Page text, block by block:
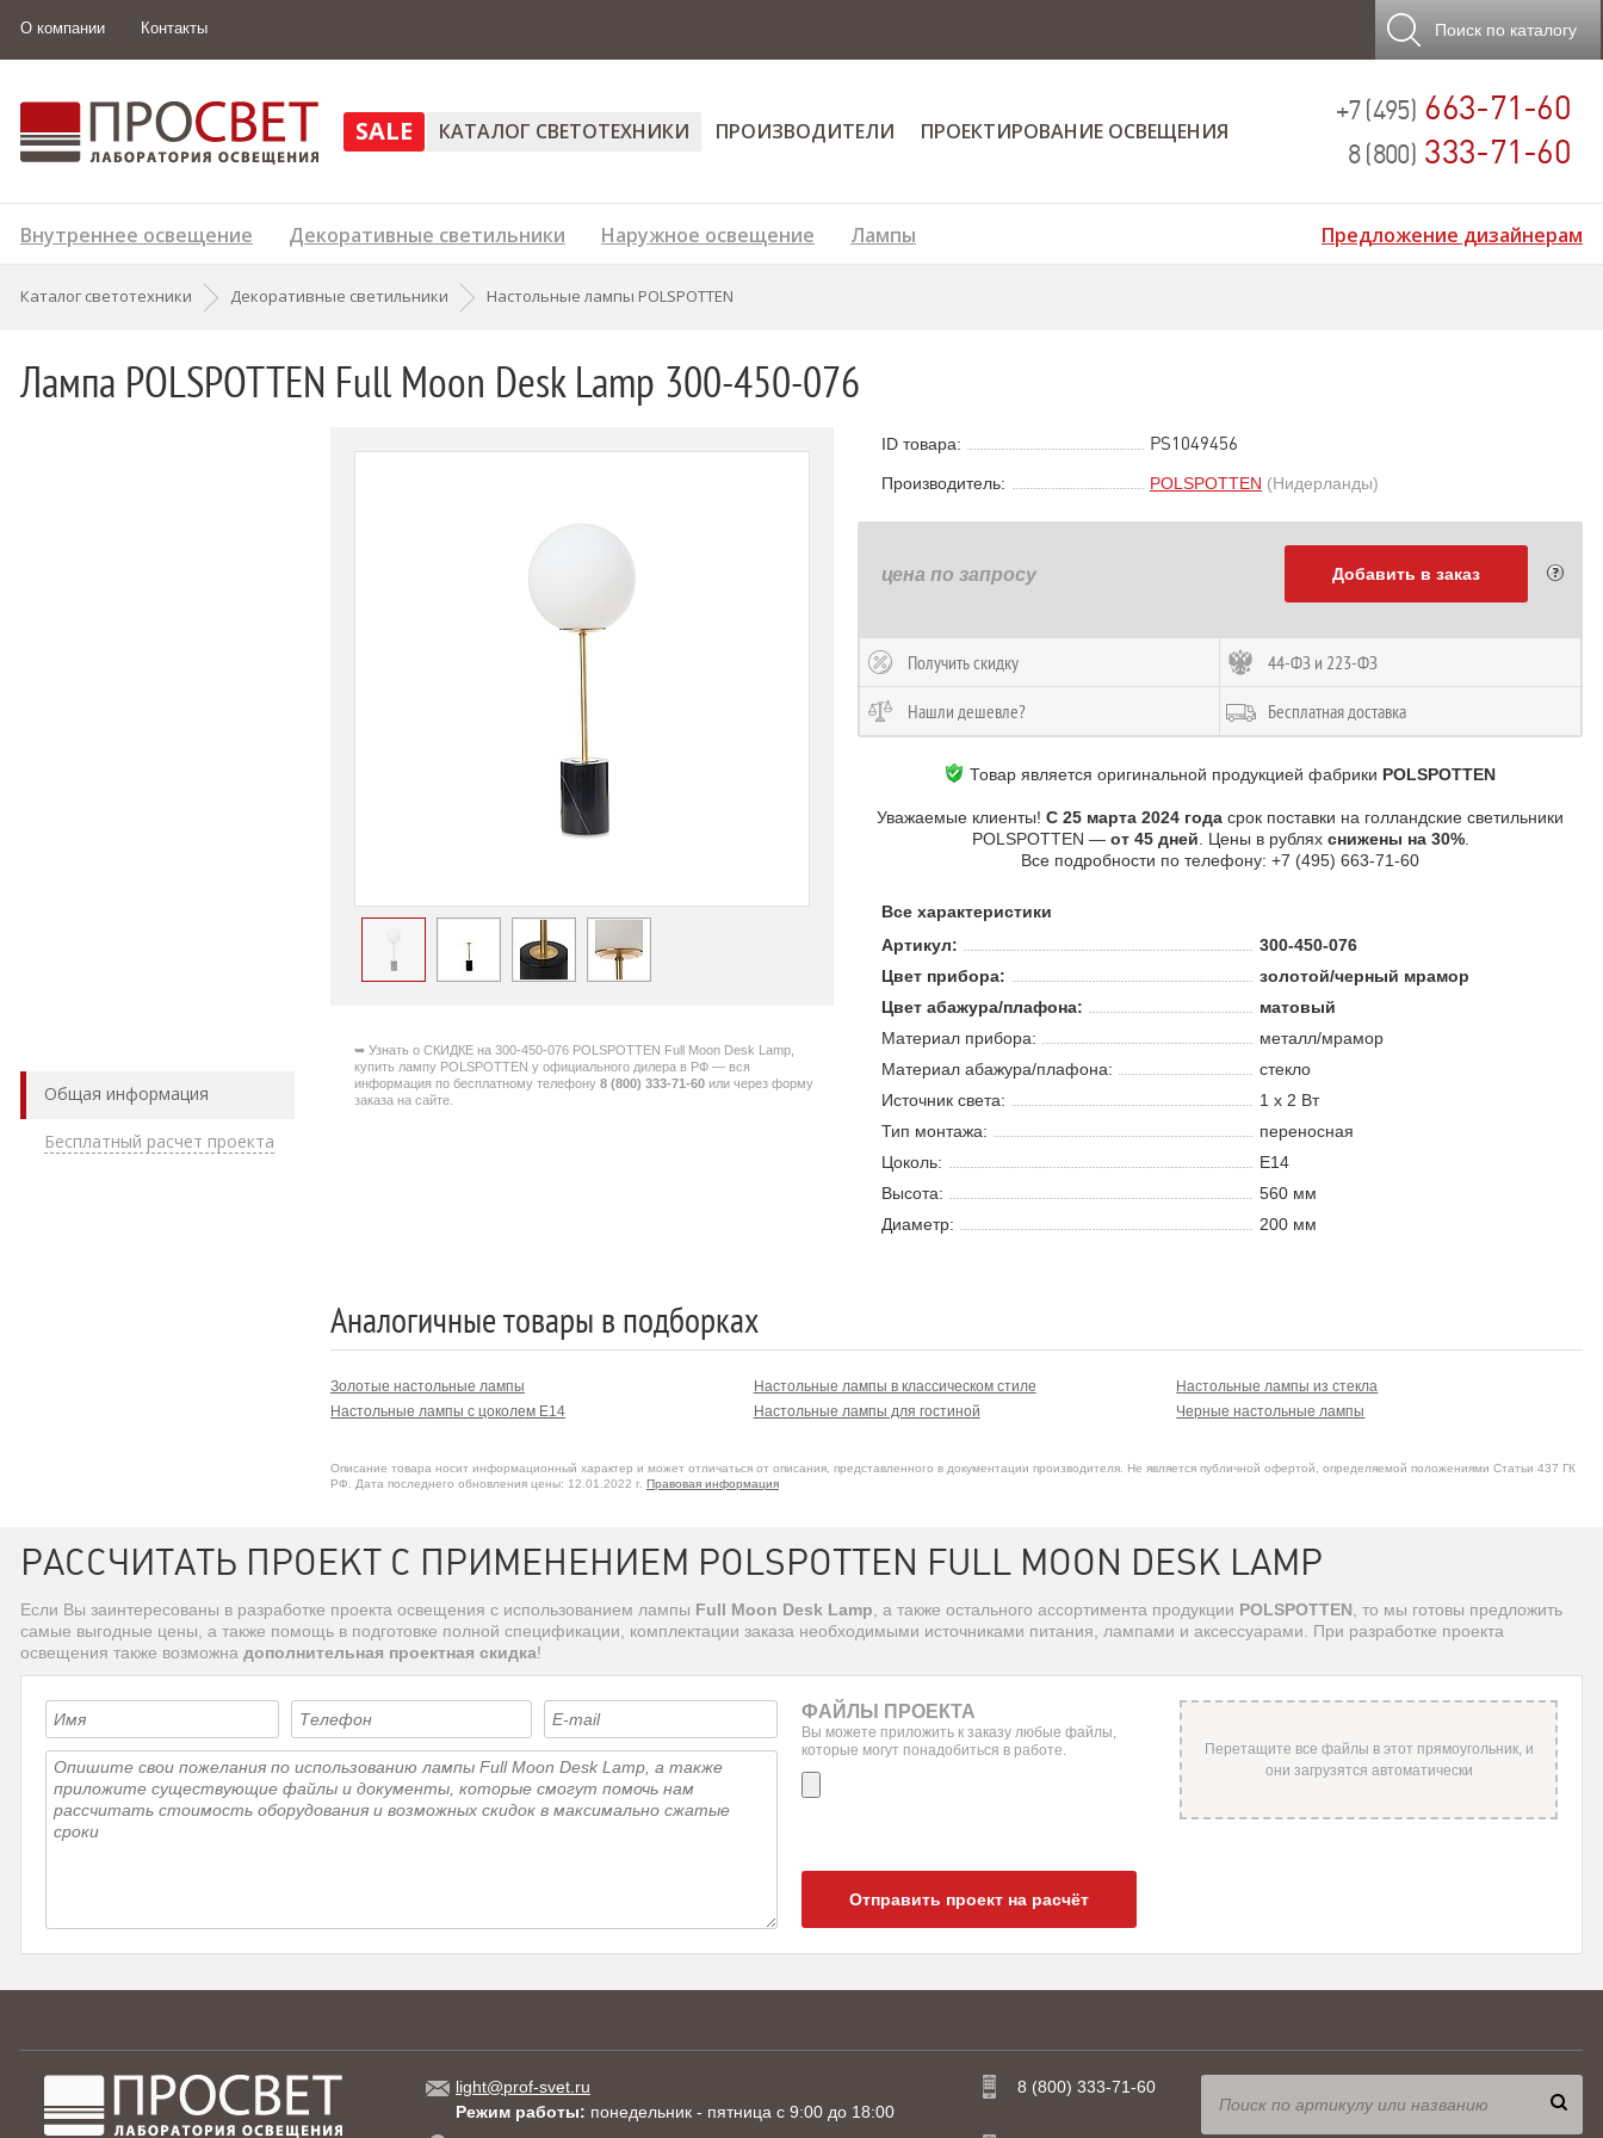
О компании Контакты Поиск по каталогу
+7 (495) 663-71-60
8 (800) 333-71-60
SALE КАТАЛОГ СВЕТОТЕХНИКИ ПРОИЗВОДИТЕЛИ ПРОЕКТИРОВАНИЕ ОСВЕЩЕНИЯ
Внутреннее освещение Декоративные светильники Наружное освещение Лампы Предложение дизайнерам
Каталог светотехники Декоративные светильники Настольные лампы POLSPOTTEN
Лампа POLSPOTTEN Full Moon Desk Lamp 300-450-076
Общая информация
Бесплатный расчет проекта
➥ Узнать о СКИДКЕ на 300-450-076 POLSPOTTEN Full Moon Desk Lamp,
купить лампу POLSPOTTEN у официального дилера в РФ — вся
информация по бесплатному телефону 8 (800) 333-71-60 или через форму
заказа на сайте.
ID товара: PS1049456
Производитель: POLSPOTTEN (Нидерланды)
цена по запросу Добавить в заказ
Получить скидку 44-ФЗ и 223-ФЗ
Нашли дешевле? Бесплатная доставка
Товар является оригинальной продукцией фабрики POLSPOTTEN
Уважаемые клиенты! С 25 марта 2024 года срок поставки на голландские светильники
POLSPOTTEN — от 45 дней . Цены в рублях снижены на 30%.
Все подробности по телефону: +7 (495) 663-71-60
Все характеристики
Артикул:
300-450-076
Цвет прибора:
золотой/черный мрамор
Цвет абажура/плафона:
матовый
Материал прибора:
металл/мрамор
Материал абажура/плафона:
стекло
Источник света:
1 х 2 Вт
Тип монтажа:
переносная
Цоколь:
E14
Высота:
560 мм
Диаметр:
200 мм
Аналогичные товары в подборках
Золотые настольные лампы
Настольные лампы с цоколем E14
Настольные лампы в классическом стиле
Настольные лампы для гостиной
Настольные лампы из стекла
Черные настольные лампы
Описание товара носит информационный характер и может отличаться от описания, представленного в документации производителя. Не является публичной офертой, определяемой положениями Статьи 437 ГК
РФ. Дата последнего обновления цены: 12.01.2022 г. Правовая информация
РАССЧИТАТЬ ПРОЕКТ С ПРИМЕНЕНИЕМ POLSPOTTEN FULL MOON DESK LAMP
Если Вы заинтересованы в разработке проекта освещения с использованием лампы Full Moon Desk Lamp , а также остального ассортимента продукции POLSPOTTEN , то мы готовы предложить
самые выгодные цены, а также помощь в подготовке полной спецификации, комплектации заказа необходимыми источниками питания, лампами и аксессуарами. При разработке проекта
освещения также возможна дополнительная проектная скидка!
ФАЙЛЫ ПРОЕКТА
Вы можете приложить к заказу любые файлы,
которые могут понадобиться в работе.
Отправить проект на расчёт
light@prof-svet.ru
Режим работы: понедельник - пятница с 9:00 до 18:00
8 (800) 333-71-60